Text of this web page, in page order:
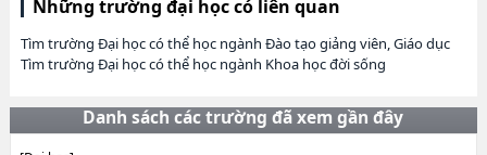
Những trường đại học có liên quan
Tìm trường Đại học có thể học ngành Đào tạo giảng viên, Giáo dục
Tìm trường Đại học có thể học ngành Khoa học đời sống
Danh sách các trường đã xem gần đây